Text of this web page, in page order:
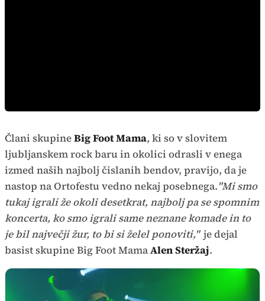
Člani skupineBig Foot Mama, ki so v slovitem
ljubljanskem rock baru in okolici odrasli v enega
izmed naših najbolj čislanih bendov, pravijo, da je
nastop na Ortofestu vedno nekaj posebnega."Mi smo
tukaj igrali že okoli desetkrat, najbolj pa se spomnim
koncerta, ko smo igrali same neznane komade in to
je bil največji žur, to bi si želel ponoviti," je dejal
basist skupine Big Foot MamaAlen Steržaj.